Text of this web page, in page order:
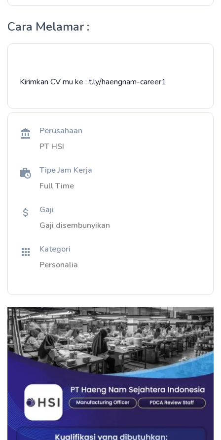
Cara Melamar :
Kirimkan CV mu ke : t.ly/haengnam-career1
Perusahaan
PT HSI
Tipe Jam Kerja
Full Time
Gaji
Gaji disembunyikan
Kategori
Personalia